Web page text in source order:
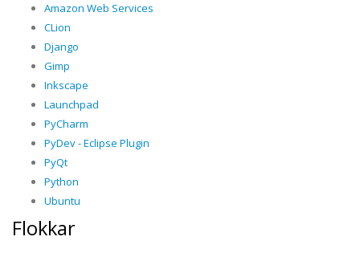
Amazon Web Services
CLion
Django
Gimp
Inkscape
Launchpad
PyCharm
PyDev - Eclipse Plugin
PyQt
Python
Ubuntu
Flokkar